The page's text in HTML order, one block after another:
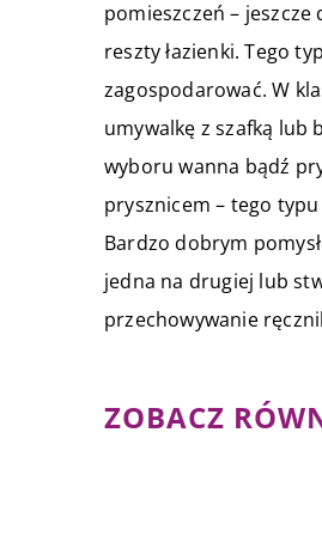
pomieszczeń –
reszty łazienki. Tego
zagospodarować. W
umywalkę z szafką lub
wyboru wanna bądź
prysznicem – tego
Bardzo dobrym
jedna na drugiej lub
przechowywanie
ZOBACZ